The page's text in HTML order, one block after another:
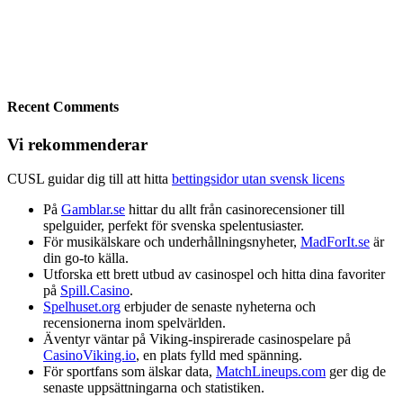
Recent Comments
Vi rekommenderar
CUSL guidar dig till att hitta bettingsidor utan svensk licens
På Gamblar.se hittar du allt från casinorecensioner till
spelguider, perfekt för svenska spelentusiaster.
För musikälskare och underhållningsnyheter, MadForIt.se är
din go-to källa.
Utforska ett brett utbud av casinospel och hitta dina favoriter
på Spill.Casino.
Spelhuset.org erbjuder de senaste nyheterna och
recensionerna inom spelvärlden.
Äventyr väntar på Viking-inspirerade casinospelare på
CasinoViking.io, en plats fylld med spänning.
För sportfans som älskar data, MatchLineups.com ger dig de
senaste uppsättningarna och statistiken.